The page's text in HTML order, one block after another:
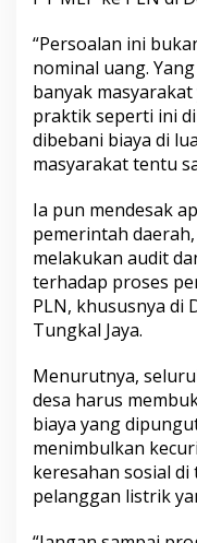
“Persoalan ini
nominal uang.
banyak
praktik seperti ini
dibebani biaya di
masyarakat tentu
Ia pun mendesak
pemerintah
melakukan audit
terhadap proses
PLN, khususnya di
Tungkal Jaya.
Menurutnya,
desa harus
biaya yang
menimbulkan
keresahan sosial
pelanggan listrik